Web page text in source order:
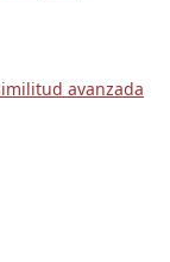
avanzada